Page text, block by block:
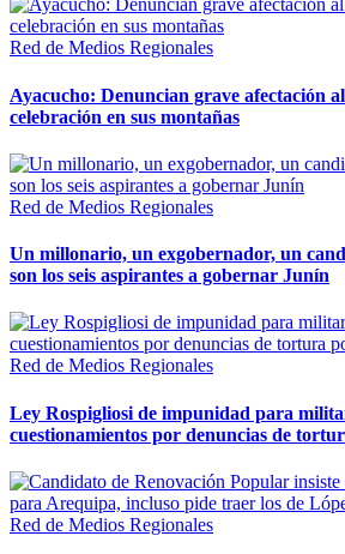
Red de Medios Regionales
Ayacucho: Denuncian grave afectación
celebración en sus montañas
Red de Medios Regionales
Un millonario, un exgobernador, un
son los seis aspirantes a gobernar Junín
Red de Medios Regionales
Ley Rospigliosi de impunidad para
cuestionamientos por denuncias de
Red de Medios Regionales